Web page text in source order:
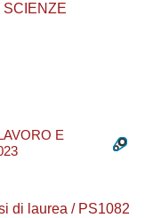
SCIENZE
E
di laurea / PS1082